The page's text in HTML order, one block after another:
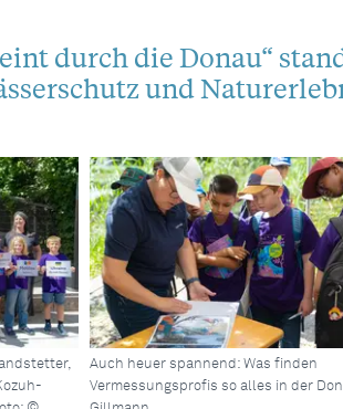
durch die Donau“
und
Auch heuer spannend: Was finden
Vermessungsprofis so alles in der